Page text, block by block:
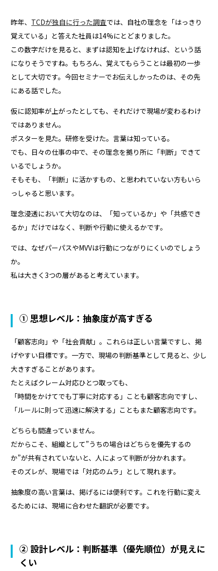
昨年、 TCDが独自に行った調査では、自社の理念を「はっきり
覚えている」と答えた社員は14%にとどまりました。
この数字だけを見ると、まずは認知を上げなければ、という話
になりそうですね。もちろん、覚えてもらうことは最初の一歩
として大切です。今回セミナーでお伝えしかったのは、その先
にある話でした。
仮に認知率が上がったとしても、それだけで現場が変わるわけ
ではありません。
ポスターを見た。研修を受けた。言葉は知っている。
でも、日々の仕事の中で、その理念を拠り所に「判断」できて
いるでしょうか。
そもそも、「判断」に活かすもの、と思われていない方もいら
っしゃると思います。
理念浸透において大切なのは、「知っているか」や「共感でき
るか」だけではなく、判断や行動に使えるかです。
では、なぜパーパスやMVVは行動につながりにくいのでしょう
か。
私は大きく3つの層があると考えています。
① 思想レベル：抽象度が高すぎる
「顧客志向」や「社会貢献」。これらは正しい言葉ですし、掲
げやすい目標です。一方で、現場の判断基準として見ると、少し
大きすぎることがあります。
たとえばクレーム対応ひとつ取っても、
「時間をかけてでも丁寧に対応する」ことも顧客志向ですし、
「ルールに則って迅速に解決する」こともまた顧客志向です。
どちらも間違っていません。
だからこそ、組織として”うちの場合はどちらを優先するの
か”が共有されていないと、人によって判断が分かれます。
そのズレが、現場では「対応のムラ」として現れます。
抽象度の高い言葉は、掲げるには便利です。これを行動に変え
るためには、現場に合わせた翻訳が必要です。
② 設計レベル：判断基準（優先順位）が見えに
くい